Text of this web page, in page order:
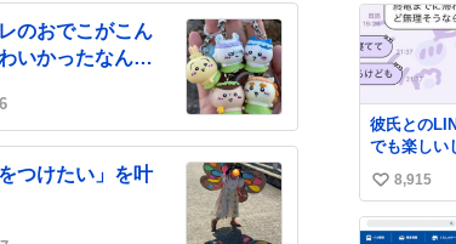
のおでこがこん
いかったなんて
をつけたい」を叶
い
ね
数
彼氏との
でも楽しい
いたての頃
ったLINEは
るけど(同
で各50通く
い
い
8,915